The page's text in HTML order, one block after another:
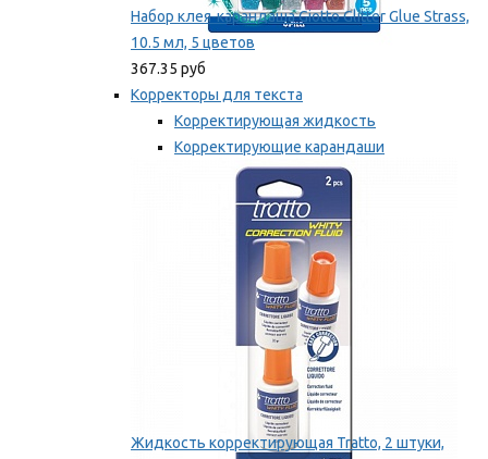
Набор клея-карандаша Giotto Glitter Glue Strass,
10.5 мл, 5 цветов
367.35 руб
Корректоры для текста
Корректирующая жидкость
Корректирующие карандаши
Корректирующие ленты
Мы рекомендуем
Жидкость корректирующая Tratto, 2 штуки,